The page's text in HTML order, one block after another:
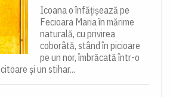
Icoana o înfățișează pe
Fecioara Maria în mărime
naturală, cu privirea
coborâtă, stând în picioare
pe un nor, îmbrăcată într-o
și un stihar...